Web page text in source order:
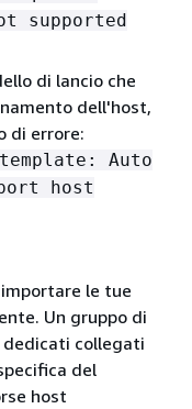
supported
di lancio che
dell'host,
di errore:
Auto
host
importare le tue
Un gruppo di
dedicati collegati
del
host